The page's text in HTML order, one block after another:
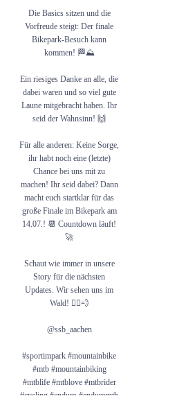
#mountainbiking #mtblife #mtblove
#mtbrider #cycling #enduro
#enduromtb #bikepark #shred #aachen
#ronheiderberg
43 0
Die Basics sitzen und die
Vorfreude steigt: Der finale
Bikepark-Besuch kann
kommen! 🏁⛰️
Ein riesiges Danke an alle, die
dabei waren und so viel gute
Laune mitgebracht haben. Ihr
seid der Wahnsinn! 🙌
Für alle anderen: Keine Sorge,
ihr habt noch eine (letzte)
Chance bei uns mit zu
machen! Ihr seid dabei? Dann
macht euch startklar für das
große Finale im Bikepark am
14.07.! 📆 Countdown läuft!
🚀
Schaut wie immer in unsere
Story für die nächsten
Updates. Wir sehen uns im
Wald! 🚴‍♂️💨
@ssb_aachen
#sportimpark #mountainbike
#mtb #mountainbiking
#mtblife #mtblove #mtbrider
#cycling #enduro #enduromtb